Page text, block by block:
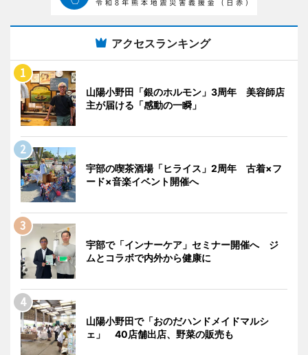
アクセスランキング
山陽小野田「銀のホルモン」3周年 美容師店
主が届ける「感動の一瞬」
宇部の喫茶酒場「ヒライス」2周年 古着×フ
ード×音楽イベント開催へ
宇部で「インナーケア」セミナー開催へ ジ
ムとコラボで内外から健康に
山陽小野田で「おのだハンドメイドマルシ
ェ」 40店舗出店、野菜の販売も